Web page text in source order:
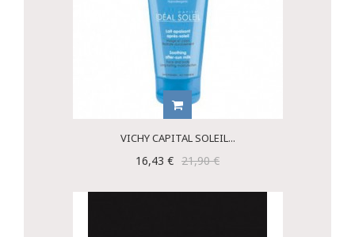
VICHY CAPITAL SOLEIL...
16,43 € 21,90 €